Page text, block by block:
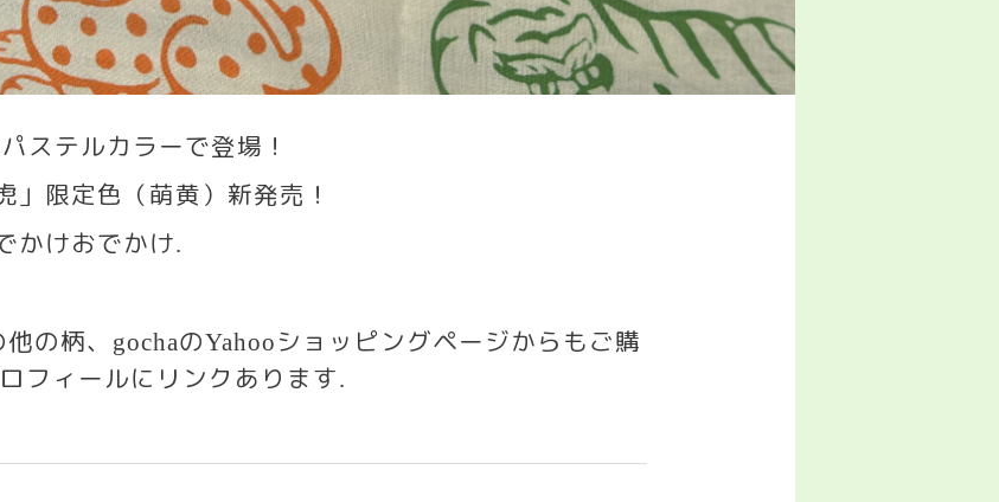
ステルカラーで登場！
」限定色（萌黄）新発売！
かけおでかけ.
の柄、 gochaのYahoo ショッピングページからもご購
フィールにリンクあります.